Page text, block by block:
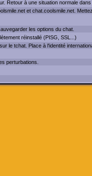
Retour à une situation normale dans
et chat.coolsmile.net.
les options du chat.
réinstallé (PISG, SSL...)
le tchat. Place à l'identité
perturbations.